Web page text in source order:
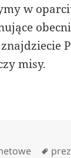
w
misy.
Tagi